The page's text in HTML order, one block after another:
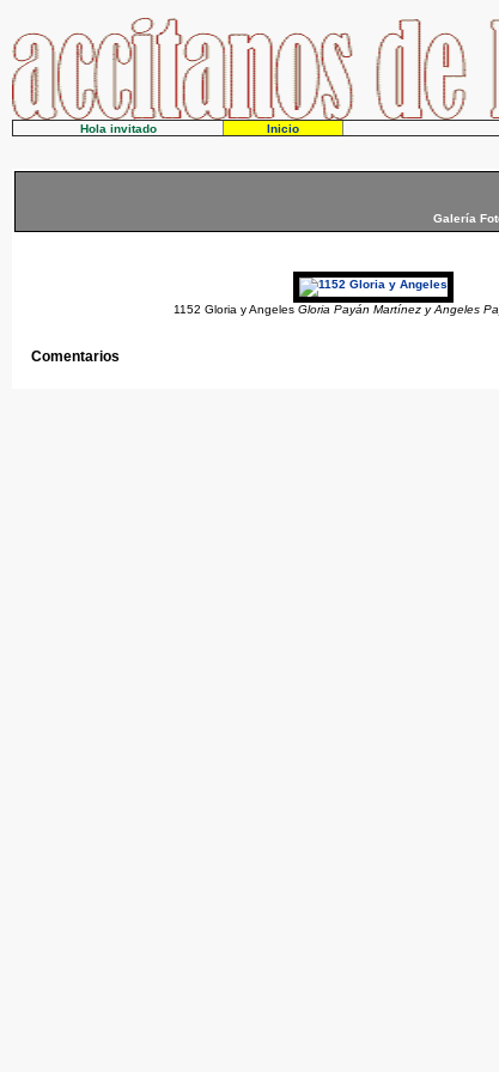
Hola invitado Inicio
Galería
1152 Gloria y Angeles Gloria Payán Martínez y Angeles
Comentarios